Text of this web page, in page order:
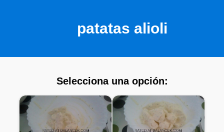
patatas alioli
Selecciona una opción: